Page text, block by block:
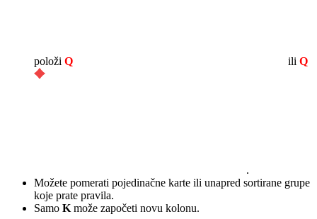
položi Q ili Q
.
Možete pomerati pojedinačne karte ili unapred sortirane grupe
koje prate pravila.
Samo K može započeti novu kolonu.